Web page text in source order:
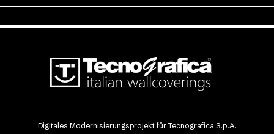
Digitales Modernisierungsprojekt für Tecnografica S.p.A.